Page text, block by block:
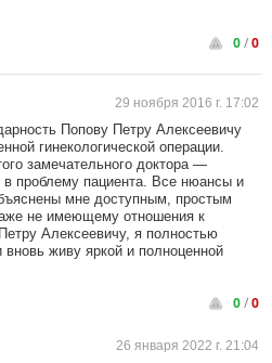
0/0
29 ноября 2016 г. 17:02
Попову Петру Алексеевичу
гинекологической операции.
замечательного доктора —
в проблему пациента. Все нюансы и
мне доступным, простым
не имеющему отношения к
Алексеевичу, я полностью
вновь живу яркой и полноценной
0/0
26 января 2022 г. 21:04